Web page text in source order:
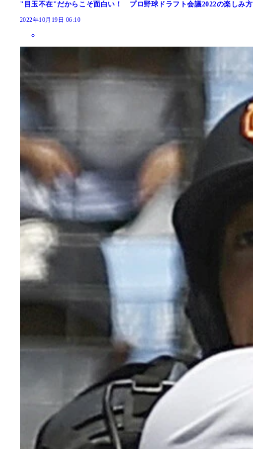
"目玉不在"だからこそ面白い！ プロ野球ドラフト会議2022の楽しみ方
2022年10月19日 06:10